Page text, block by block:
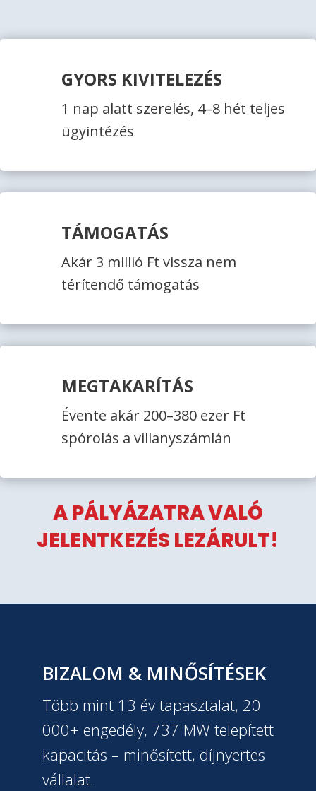
GYORS KIVITELEZÉS
1 nap alatt szerelés, 4–8 hét teljes
ügyintézés
TÁMOGATÁS
Akár 3 millió Ft vissza nem
térítendő támogatás
MEGTAKARÍTÁS
Évente akár 200–380 ezer Ft
spórolás a villanyszámlán
A PÁLYÁZATRA VALÓ
JELENTKEZÉS LEZÁRULT!
BIZALOM & MINŐSÍTÉSEK
Több mint 13 év tapasztalat, 20
000+ engedély, 737 MW telepített
kapacitás – minősített, díjnyertes
vállalat.